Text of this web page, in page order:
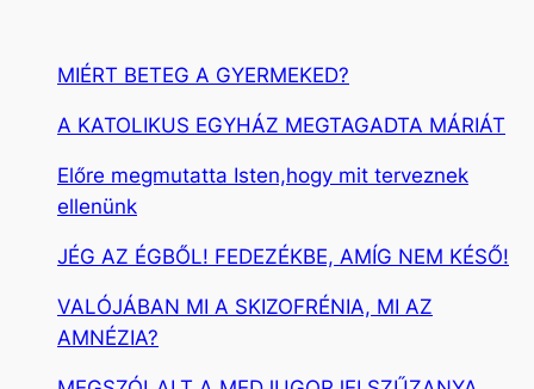
MIÉRT BETEG A GYERMEKED?
A KATOLIKUS EGYHÁZ MEGTAGADTA MÁRIÁT
Előre megmutatta Isten,hogy mit terveznek
ellenünk
JÉG AZ ÉGBŐL! FEDEZÉKBE, AMÍG NEM KÉSŐ!
VALÓJÁBAN MI A SKIZOFRÉNIA, MI AZ
AMNÉZIA?